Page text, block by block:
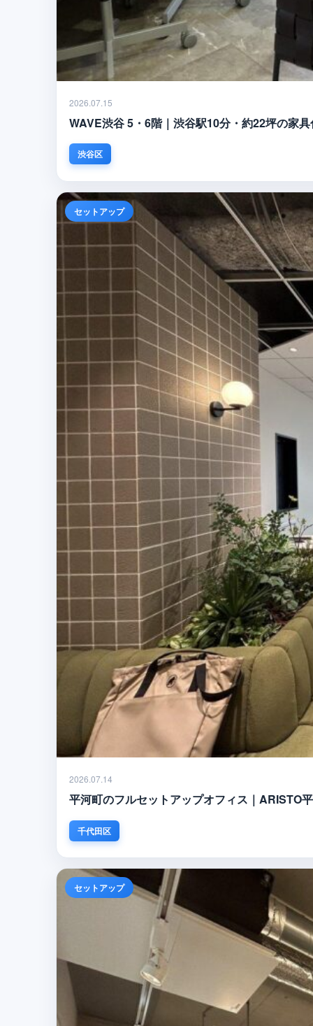
2026.07.15
WAVE渋谷 5・6階｜渋谷駅10分・約22坪の家
渋谷区
セットアップ
2026.07.14
平河町のフルセットアップオフィス｜ARISTO
千代田区
セットアップ